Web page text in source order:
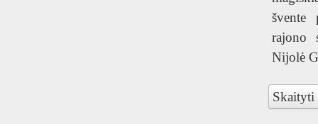
švente
rajono
Nijolė
Skaityti